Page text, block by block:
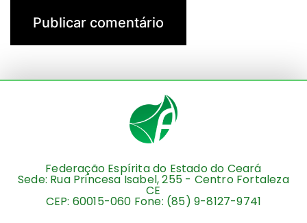
Federação Espírita do Estado do Ceará
Sede: Rua Princesa Isabel, 255 - Centro Fortaleza
CE
CEP: 60015-060 Fone: (85) 9-8127-9741